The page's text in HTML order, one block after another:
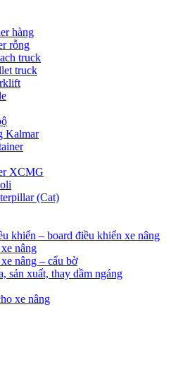
hàng
rỗng
truck
truck
Kalmar
XCMG
(Cat)
khiển – board điều khiển xe nâng
nâng
nâng – cẩu bờ
sản xuất, thay dầm ngáng
xe nâng